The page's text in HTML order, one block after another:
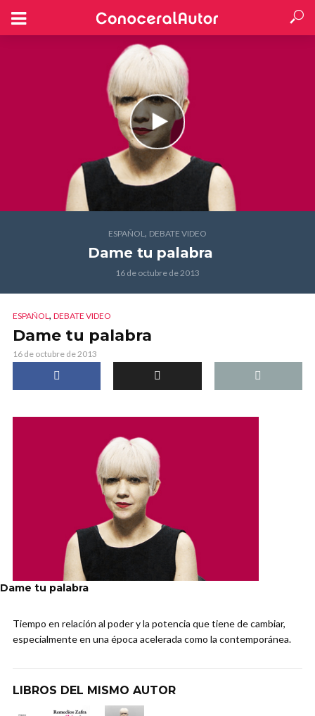
ESPAÑOL, DEBATE VIDEO
Dame tu palabra
16 de octubre de 2013
ESPAÑOL, DEBATE VIDEO
Dame tu palabra
16 de octubre de 2013
Dame tu palabra
Tiempo en relación al poder y la potencia que tiene de cambiar,
especialmente en una época acelerada como la contemporánea.
LIBROS DEL MISMO AUTOR